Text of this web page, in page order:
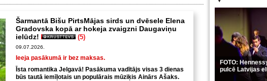
FOTO:
pulcē Latvijas
Šarmantā Bišu PirtsMājas sirds un dvēsele Elena
Gradovska kopā ar hokeja zvaigzni Daugaviņu
ielūdz!
(5)
09.07.2026.
Ieeja pasākumā ir bez maksas.
Īsta romantika Jelgavā! Pasākuma vadītājs visas 3 dienas
būs tautā iemīļotais un populārais mūziķis Ainārs Ašaks.